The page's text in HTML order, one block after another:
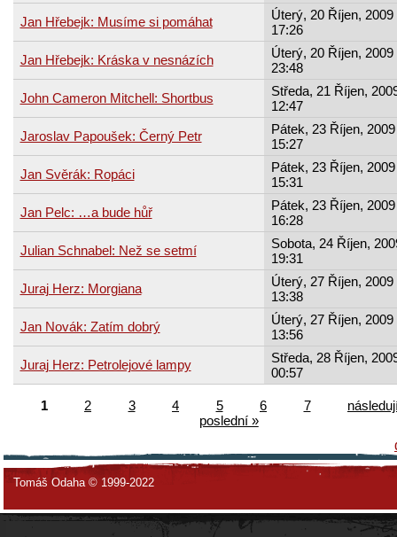
Jan Hřebejk: Musíme si pomáhat
Úterý, 20 Říjen, 2009
17:26
Jan Hřebejk: Kráska v nesnázích
Úterý, 20 Říjen, 2009
23:48
John Cameron Mitchell: Shortbus
Středa, 21 Říjen,
12:47
Jaroslav Papoušek: Černý Petr
Pátek, 23 Říjen,
15:27
Jan Svěrák: Ropáci
Pátek, 23 Říjen,
15:31
Jan Pelc: …a bude hůř
Pátek, 23 Říjen,
16:28
Julian Schnabel: Než se setmí
Sobota, 24 Říjen,
19:31
Juraj Herz: Morgiana
Úterý, 27 Říjen, 2009
13:38
Jan Novák: Zatím dobrý
Úterý, 27 Říjen, 2009
13:56
Juraj Herz: Petrolejové lampy
Středa, 28 Říjen,
00:57
1 2 3 4 5 6 7
poslední »
Tomáš Odaha © 1999-2022